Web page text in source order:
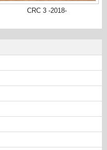
CRC 3 -2018-